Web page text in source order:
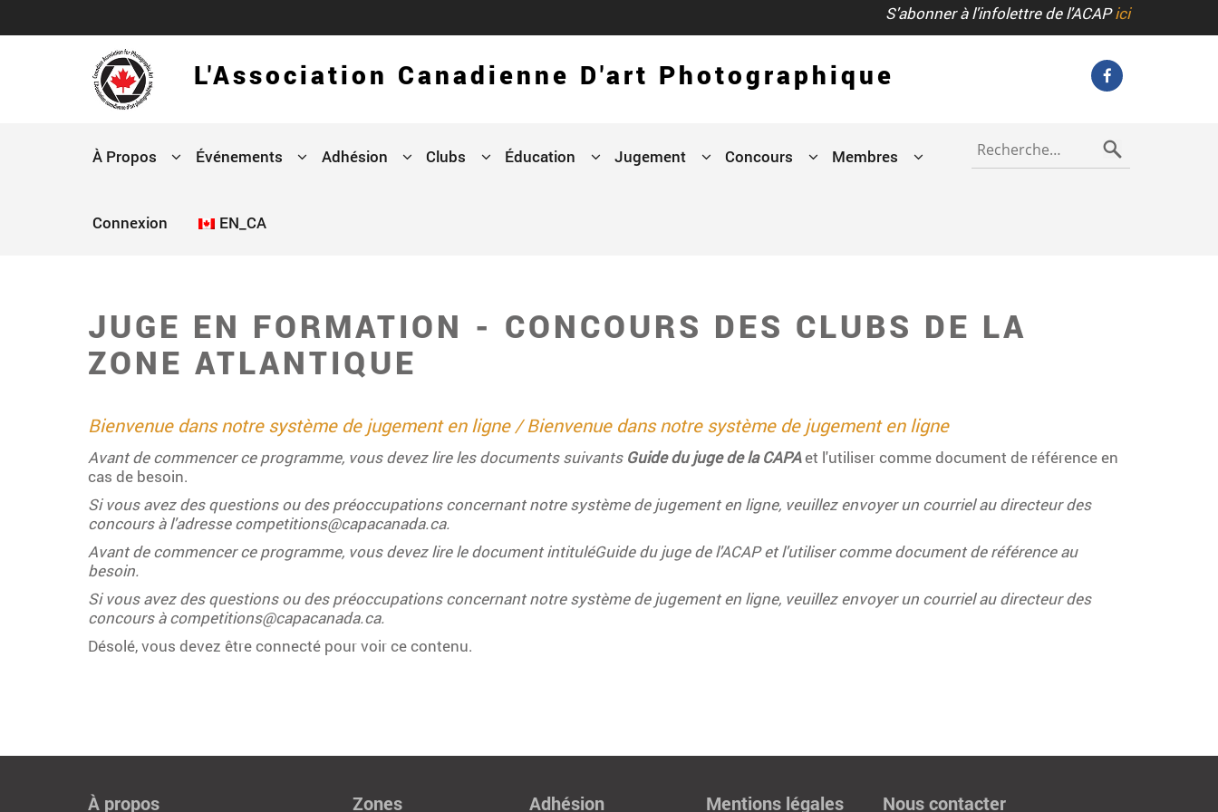
S'abonner à l'infolettre de l'ACAPici
L'Association Canadienne D'art Photographique
À Propos Événements Adhésion Clubs Éducation Jugement Concours Membres
Connexion EN_CA
JUGE EN FORMATION - CONCOURS DES CLUBS DE LA
ZONE ATLANTIQUE
Bienvenue dans notre système de jugement en ligne /Bienvenue dans notre système de jugement en ligne
Avant de commencer ce programme, vous devez lire les documents suivants Guide du juge de la CAPAet l'utiliser comme document de référence en
cas de besoin.
Si vous avez des questions ou des préoccupations concernant notre système de jugement en ligne, veuillez envoyer un courriel au directeur des
concours à l'adresse competitions@capacanada.ca.
Avant de commencer ce programme, vous devez lire le document intituléGuide du juge de l'ACAP et l'utiliser comme document de référence au
besoin.
Si vous avez des questions ou des préoccupations concernant notre système de jugement en ligne, veuillez envoyer un courriel au directeur des
concours à competitions@capacanada.ca.
Désolé, vous devez être connecté pour voir ce contenu.
À propos Zones Adhésion Mentions légales Nous contacter